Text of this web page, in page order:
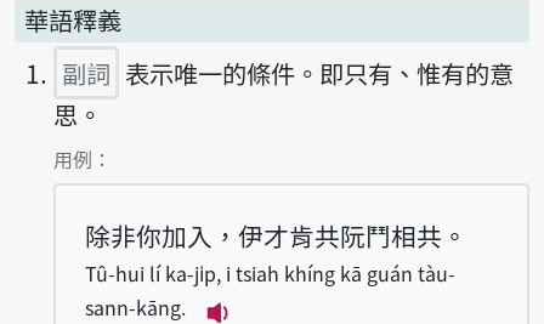
華語釋義
副詞 表示唯一的條件。即只有、惟有的意
思。
第1項釋義的
用例：
除非你加入，伊才肯共阮鬥相共。
Tû-hui lí ka-ji̍p, i tsiah khíng kā guán tàu-
sann-kāng.